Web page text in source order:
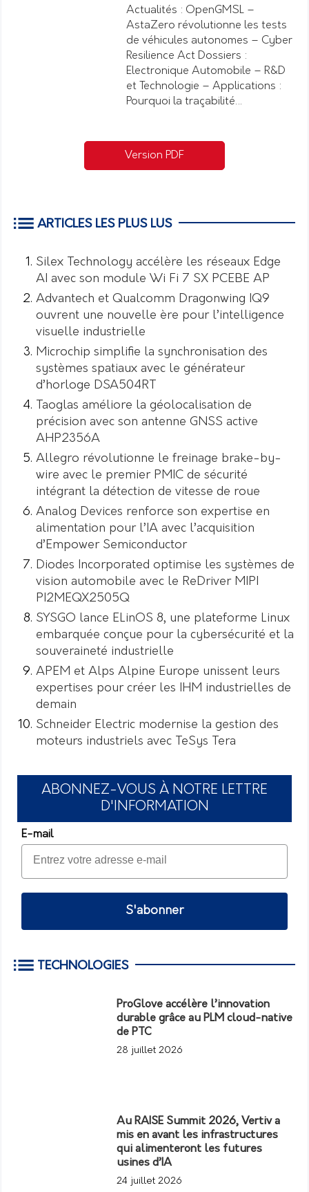
Actualités : OpenGMSL –
AstaZero révolutionne les tests
de véhicules autonomes – Cyber
Resilience Act Dossiers :
Electronique Automobile – R&D
et Technologie – Applications :
Pourquoi la traçabilité…
Version PDF
ARTICLES LES PLUS LUS
Silex Technology accélère les réseaux Edge
AI avec son module Wi Fi 7 SX PCEBE AP
Advantech et Qualcomm Dragonwing IQ9
ouvrent une nouvelle ère pour l’intelligence
visuelle industrielle
Microchip simplifie la synchronisation des
systèmes spatiaux avec le générateur
d’horloge DSA504RT
Taoglas améliore la géolocalisation de
précision avec son antenne GNSS active
AHP2356A
Allegro révolutionne le freinage brake-by-
wire avec le premier PMIC de sécurité
intégrant la détection de vitesse de roue
Analog Devices renforce son expertise en
alimentation pour l’IA avec l’acquisition
d’Empower Semiconductor
Diodes Incorporated optimise les systèmes de
vision automobile avec le ReDriver MIPI
PI2MEQX2505Q
SYSGO lance ELinOS 8, une plateforme Linux
embarquée conçue pour la cybersécurité et la
souveraineté industrielle
APEM et Alps Alpine Europe unissent leurs
expertises pour créer les IHM industrielles de
demain
Schneider Electric modernise la gestion des
moteurs industriels avec TeSys Tera
ABONNEZ-VOUS À NOTRE LETTRE
D'INFORMATION
E-mail
S'abonner
TECHNOLOGIES
ProGlove accélère l’innovation
durable grâce au PLM cloud-native
de PTC
28 juillet 2026
Au RAISE Summit 2026, Vertiv a
mis en avant les infrastructures
qui alimenteront les futures
usines d’IA
24 juillet 2026